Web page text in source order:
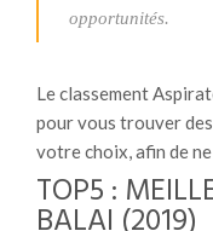
opportunités.
Le classement
pour vous trouver
votre choix, afin de
TOP5 :